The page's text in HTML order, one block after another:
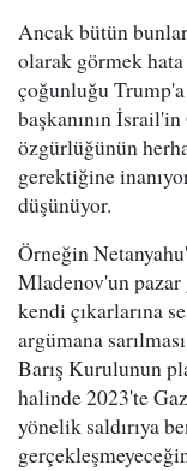
Ancak bütün
olarak görmek
çoğunluğu
başkanının
özgürlüğünün
gerektiğine
düşünüyor.
Örneğin
Mladenov'un
kendi çıkarlarına
argümana
Barış Kurulunun
halinde 2023'te
yönelik saldırıya